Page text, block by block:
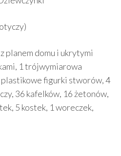
z planem domu i ukrytymi
1 trójwymiarowa
plastikowe figurki stworów, 4
36 kafelków, 16 żetonów,
5 kostek, 1 woreczek,